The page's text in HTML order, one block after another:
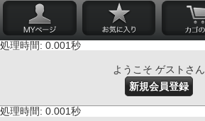
処理時間: 0.001秒
ようこそ ゲストさん
新規会員登録
処理時間: 0.001秒